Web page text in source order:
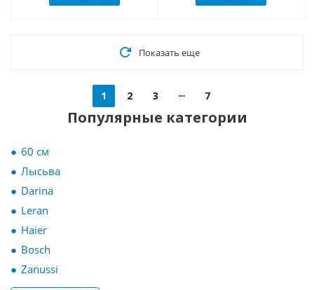
Показать еще
1 2 3 7
Популярные категории
60 см
Лысьва
Darina
Leran
Haier
Bosch
Zanussi